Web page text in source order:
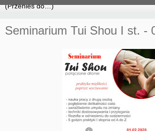
Seminarium Tui Shou I st. -